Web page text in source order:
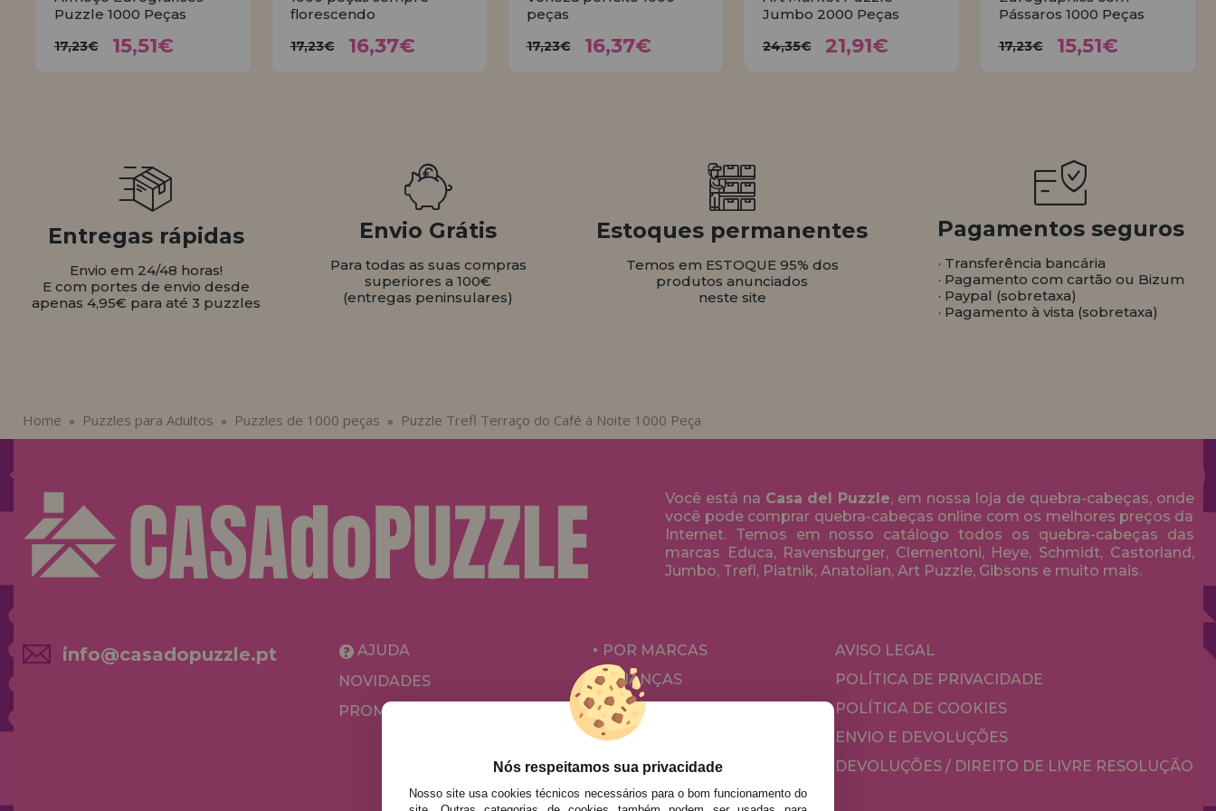
Puzzle 1000 Peças
17,23€ 15,51€
florescendo
17,23€ 16,37€
peças
17,23€ 16,37€
Jumbo 2000 Peças
24,35€ 21,91€
Pássaros 1000 Peças
17,23€ 15,51€
Entregas rápidas
Envio em 24/48 horas!
E com portes de envio desde
apenas 4,95€ para até 3 puzzles
Envio Grátis
Para todas as suas compras
superiores a 100€
(entregas peninsulares)
Estoques permanentes
Temos em ESTOQUE 95% dos
produtos anunciados
neste site
Pagamentos seguros
· Transferência bancária
· Pagamento com cartão ou Bizum
· Paypal (sobretaxa)
· Pagamento à vista (sobretaxa)
Home » Puzzles para Adultos » Puzzles de 1000 peças » Puzzle Trefl Terraço do Café à Noite 1000 Peça
Você está na Casa del Puzzle, em nossa loja de quebra-cabeças, onde
você pode comprar quebra-cabeças online com os melhores preços da
Internet. Temos em nosso catálogo todos os quebra-cabeças das
marcas Educa, Ravensburger, Clementoni, Heye, Schmidt, Castorland,
Jumbo, Trefl, Piatnik, Anatolian, Art Puzzle, Gibsons e muito mais.
info@casadopuzzle.pt
AJUDA
NOVIDADES
PROMOÇÕES E OFERTAS
POR MARCAS
CRIANÇAS
PARA ADULTOS
POR AUTORES
ACESSÓRIOS
JOGOS DE TABULEIRO
AVISO LEGAL
POLÍTICA DE PRIVACIDADE
POLÍTICA DE COOKIES
ENVIO E DEVOLUÇÕES
DEVOLUÇÕES / DIREITO DE LIVRE RESOLUÇÃO
Nós respeitamos sua privacidade
Nosso site usa cookies técnicos necessários para o bom funcionamento do